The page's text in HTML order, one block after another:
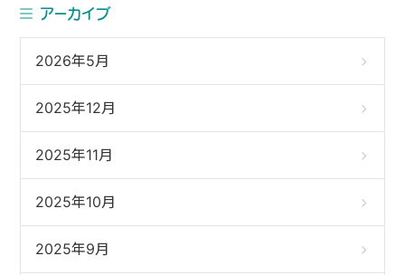
アーカイブ
2026年5月
2025年12月
2025年11月
2025年10月
2025年9月